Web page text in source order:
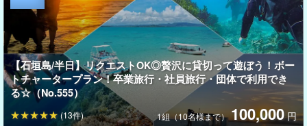
【石垣島/半日】リクエストOK◎贅沢に貸切って遊ぼう！ボー
トチャータープラン！卒業旅行・社員旅行・団体で利用でき
る☆（No.555）
1組（10名様まで）100,000 円
(13件)